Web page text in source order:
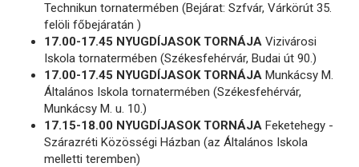
Technikun tornatermében (Bejárat: Szfvár, Várkörút 35.
felöli főbejáratán )
17.00-17.45 NYUGDÍJASOK TORNÁJA Vizivárosi
Iskola tornatermében (Székesfehérvár, Budai út 90.)
17.00-17.45 NYUGDÍJASOK TORNÁJA Munkácsy M.
Általános Iskola tornatermében (Székesfehérvár,
Munkácsy M. u. 10.)
17.15-18.00 NYUGDÍJASOK TORNÁJA Feketehegy -
Szárazréti Közösségi Házban (az Általános Iskola
melletti teremben)